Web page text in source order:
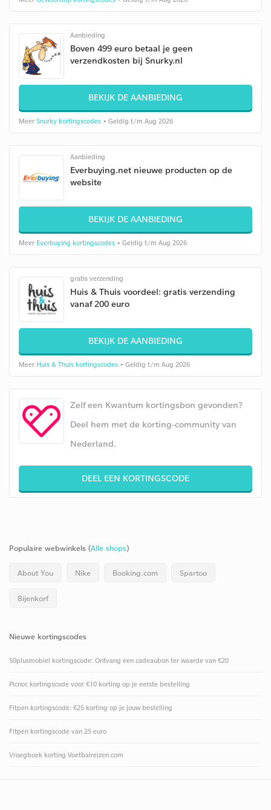
Aanbieding
Boven 499 euro betaal je geen
verzendkosten bij Snurky.nl
BEKIJK DE AANBIEDING
Meer Snurky kortingscodes • Geldig t/m Aug 2026
Aanbieding
Everbuying.net nieuwe producten op de
website
BEKIJK DE AANBIEDING
Meer Everbuying kortingscodes • Geldig t/m Aug 2026
gratis verzending
Huis & Thuis voordeel: gratis verzending
vanaf 200 euro
BEKIJK DE AANBIEDING
Meer Huis & Thuis kortingscodes • Geldig t/m Aug 2026
Zelf een Kwantum kortingsbon gevonden?
Deel hem met de korting-community van
Nederland.
DEEL EEN KORTINGSCODE
Populaire webwinkels (Alle shops)
About You Nike Booking.com Spartoo
Bijenkorf
Nieuwe kortingscodes
50plusmobiel kortingscode: Ontvang een cadeaubon ter waarde van €20
Picnoc kortingscode voor €10 korting op je eerste bestelling
Fitpen kortingscode: €25 korting op je jouw bestelling
Fitpen kortingscode van 25 euro
Vroegboek korting Voetbalreizen.com